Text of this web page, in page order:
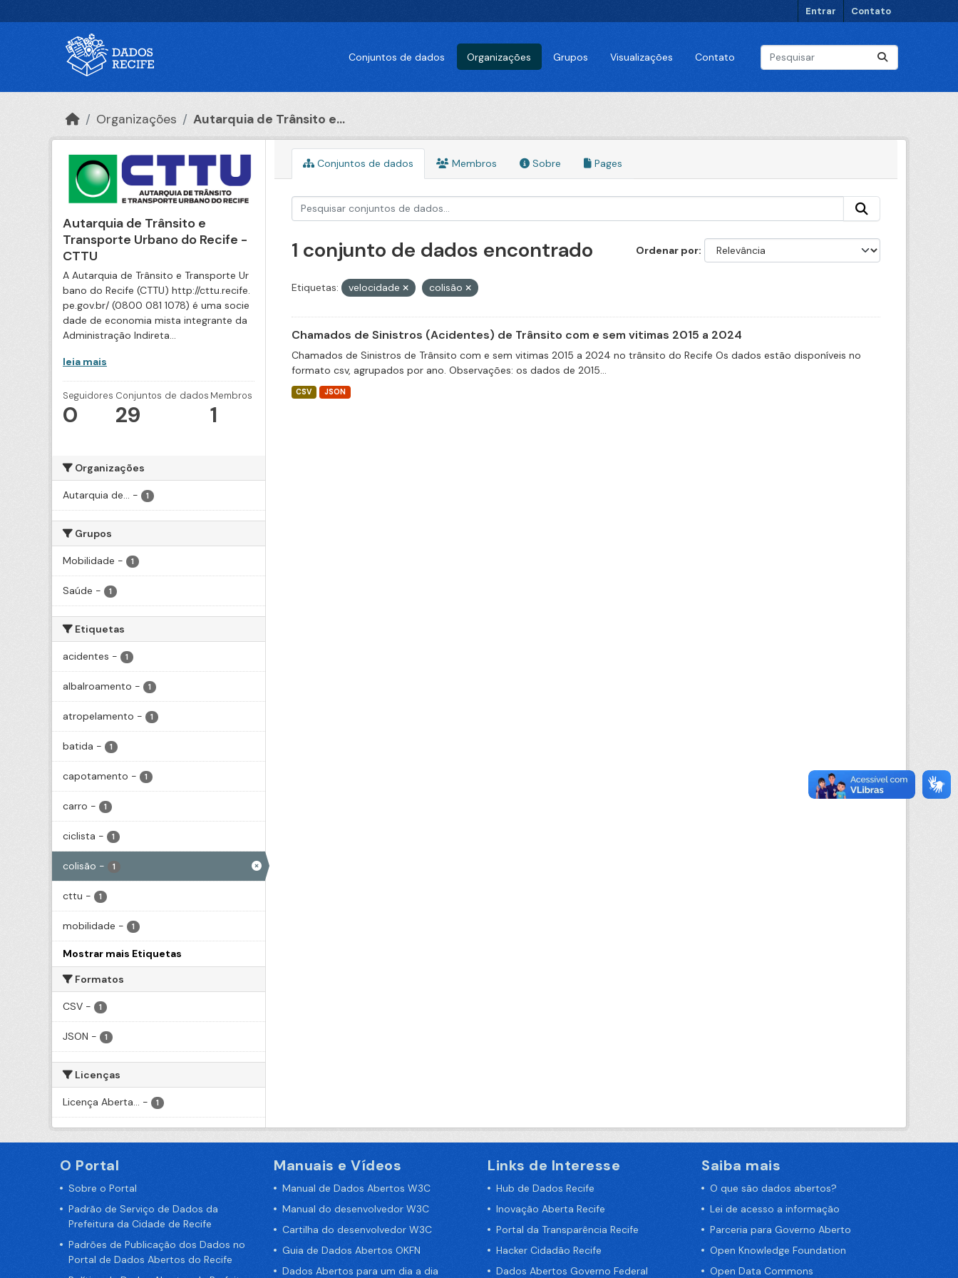
Entrar Contato
Conjuntos de dados Organizações Grupos Visualizações Contato
Organizações Autarquia de Trânsito e...
Autarquia de Trânsito e
Transporte Urbano do Recife -
CTTU
A Autarquia de Trânsito e Transporte Ur
bano do Recife (CTTU) http://cttu.recife.
pe.gov.br/ (0800 081 1078) é uma socie
dade de economia mista integrante da
Administração Indireta...
leia mais
Seguidores
0
Conjuntos de dados
29
Membros
1
Organizações
Autarquia de... - 1
Grupos
Mobilidade - 1
Saúde - 1
Etiquetas
acidentes - 1
albalroamento - 1
atropelamento - 1
batida - 1
capotamento - 1
carro - 1
ciclista - 1
colisão - 1
cttu - 1
mobilidade - 1
Mostrar mais Etiquetas
Formatos
CSV - 1
JSON - 1
Licenças
Licença Aberta... - 1
Conjuntos de dados Membros Sobre Pages
Ordenar por
1 conjunto de dados encontrado
Etiquetas: velocidade colisão
Chamados de Sinistros (Acidentes) de Trânsito com e sem vitimas 2015 a 2024
Chamados de Sinistros de Trânsito com e sem vitimas 2015 a 2024 no trânsito do Recife Os dados estão disponíveis no
formato csv, agrupados por ano. Observações: os dados de 2015...
CSV JSON
O Portal
Sobre o Portal
Padrão de Serviço de Dados da
Prefeitura da Cidade de Recife
Padrões de Publicação dos Dados no
Portal de Dados Abertos do Recife
Manuais e Vídeos
Manual de Dados Abertos W3C
Manual do desenvolvedor W3C
Cartilha do desenvolvedor W3C
Guia de Dados Abertos OKFN
Dados Abertos para um dia a dia
Links de Interesse
Hub de Dados Recife
Inovação Aberta Recife
Portal da Transparência Recife
Hacker Cidadão Recife
Dados Abertos Governo Federal
Saiba mais
O que são dados abertos?
Lei de acesso a informação
Parceria para Governo Aberto
Open Knowledge Foundation
Open Data Commons